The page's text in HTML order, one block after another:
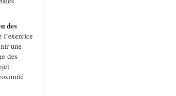
des
l’exercice
une
des